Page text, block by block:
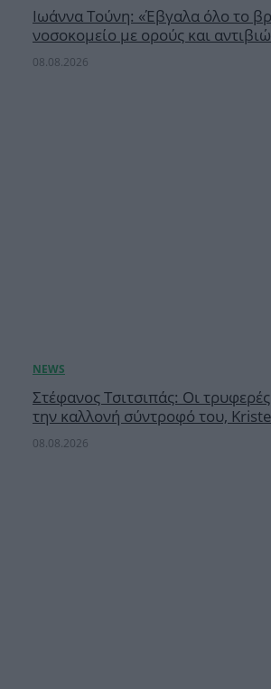
Ιωάννα Τούνη: «Έβγαλα όλο το
νοσοκομείο με ορούς και
08.08.2026
Στέφανος Τσιτσιπάς: Οι
την καλλονή σύντροφό του,
08.08.2026